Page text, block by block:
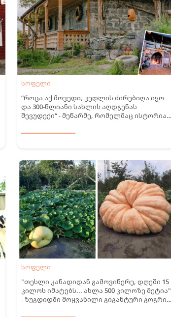
სოფელი
“როცა აქ მოვედი, კედლის ძირებიღა იყო
და 300-წლიანი სახლის აღდგენას
შევუდექი“ - მეწარმე, რომელმაც ისტორია
ტურისტებს მასპინძლობს
სოფელი
"თესლი კანადიდან გამოვიწერე, დღეში 15
კილოს იმატებს... ახლა 500 კილოზე მეტია"
- ზუგდიდში მოყვანილი გიგანტური გოგრის